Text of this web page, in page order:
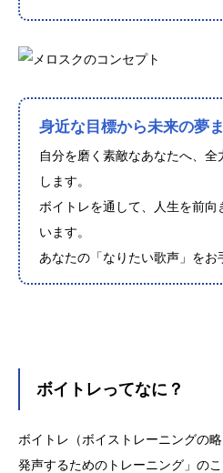
身近な目標から未来の夢ま
自分を磨く素敵なあなたへ、
します。
ボイトレを通して、人生を前向
います。
あなたの「なりたい歌声」をお
ボイトレってなに？
ボイトレ（ボイストレーニングの
発声するためのトレーニング」の